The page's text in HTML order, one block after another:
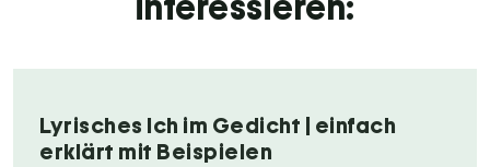
Lyrisches Ich im Gedicht | einfach
erklärt mit Beispielen